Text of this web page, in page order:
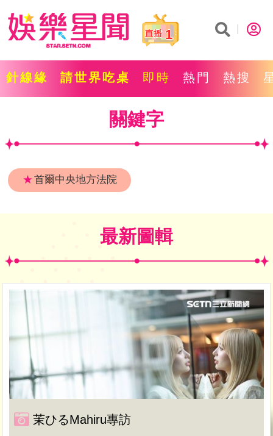
1
針線緣 請世界吃桌 即時 熱門 熱搜
關鍵字
★首爾中央地方法院
最新圖輯
茉ひるMahiru專訪